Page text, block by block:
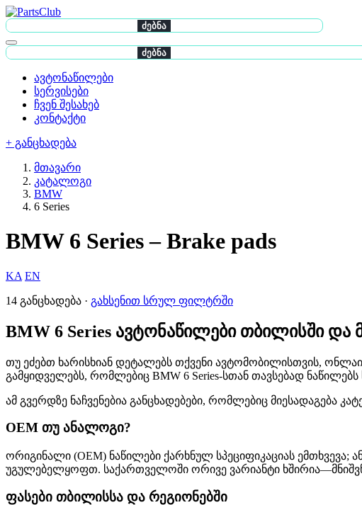
ძებნა
ძებნა
ავტონაწილები
სერვისები
ჩვენ შესახებ
კონტაქტი
+ განცხადება
მთავარი
კატალოგი
BMW
6 Series
BMW 6 Series – Brake pads
KA EN
14 განცხადება · გახსენით სრულ ფილტრში
BMW 6 Series ავტონაწილები თბილისში
თუ ეძებთ ხარისხიან დეტალებს თქვენი ავტომობილისთვის,
გამყიდველებს, რომლებიც BMW 6 Series-სთან თავსებად ნაწილებს
ამ გვერდზე ნაჩვენებია განცხადებები, რომლებიც მიესადაგება
OEM თუ ანალოგი?
ორიგინალი (OEM) ნაწილები ქარხნულ სპეციფიკაციას
უგულებელყოფთ. საქართველოში ორივე ვარიანტი
ფასები თბილისსა და რეგიონებში